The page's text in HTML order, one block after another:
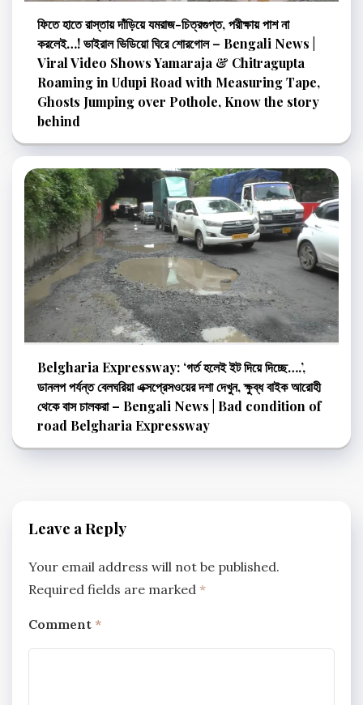
ফিতে হাতে রাস্তায় দাঁড়িয়ে যমরাজ-চিত্রগুপ্ত, পরীক্ষায় পাশ না
করলেই…! ভাইরাল ভিডিয়ো ঘিরে শোরগোল – Bengali News |
Viral Video Shows Yamaraja & Chitragupta
Roaming in Udupi Road with Measuring Tape,
Ghosts Jumping over Pothole, Know the story
behind
Belgharia Expressway: ‘গর্ত হলেই ইট দিয়ে দিচ্ছে….’,
ডানলপ পর্যন্ত বেলঘরিয়া এক্সপ্রেসওয়ের দশা দেখুন, ক্ষুব্ধ বাইক আরোহী
থেকে বাস চালকরা – Bengali News | Bad condition of
road Belgharia Expressway
Leave a Reply
Your email address will not be published.
Required fields are marked *
Comment *